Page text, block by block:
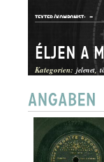
TEXTER/KOMPONIST: -
HANGJÁTÉK
Éljen a
Kategorien: jelenet